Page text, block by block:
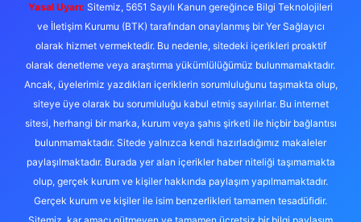
Yasal Uyarı: Sitemiz, 5651 Sayılı Kanun gereğince Bilgi Teknolojileri
ve İletişim Kurumu (BTK) tarafından onaylanmış bir Yer Sağlayıcı
olarak hizmet vermektedir. Bu nedenle, sitedeki içerikleri proaktif
olarak denetleme veya araştırma yükümlülüğümüz bulunmamaktadır.
Ancak, üyelerimiz yazdıkları içeriklerin sorumluluğunu taşımakta olup,
siteye üye olarak bu sorumluluğu kabul etmiş sayılırlar. Bu internet
sitesi, herhangi bir marka, kurum veya şahıs şirketi ile hiçbir bağlantısı
bulunmamaktadır. Sitede yalnızca kendi hazırladığımız makaleler
paylaşılmaktadır. Burada yer alan içerikler haber niteliği taşımamakta
olup, gerçek kurum ve kişiler hakkında paylaşım yapılmamaktadır.
Gerçek kurum ve kişiler ile isim benzerlikleri tamamen tesadüfidir.